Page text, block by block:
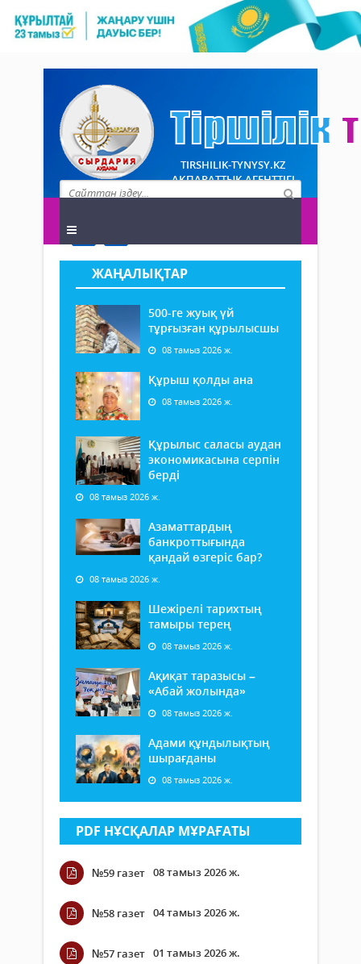
TIRSHILIK-TYNYSY.KZ
АҚПАРАТТЫҚ АГЕНТТІГІ
ЖАҢАЛЫҚТАР
500-ге жуық үй
тұрғызған құрылысшы
08 тамыз 2026 ж.
Құрыш қолды ана
08 тамыз 2026 ж.
Құрылыс саласы аудан
экономикасына серпін
берді
08 тамыз 2026 ж.
Азаматтардың
банкроттығында
қандай өзгеріс бар?
08 тамыз 2026 ж.
Шежірелі тарихтың
тамыры терең
08 тамыз 2026 ж.
Ақиқат таразысы –
«Абай жолында»
08 тамыз 2026 ж.
Адами құндылықтың
шырағданы
08 тамыз 2026 ж.
PDF НҰСҚАЛАР МҰРАҒАТЫ
№59 газет 08 тамыз 2026 ж.
№58 газет 04 тамыз 2026 ж.
№57 газет 01 тамыз 2026 ж.